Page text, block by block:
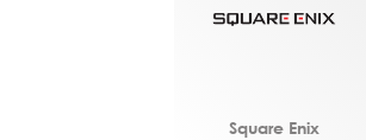
Square Enix